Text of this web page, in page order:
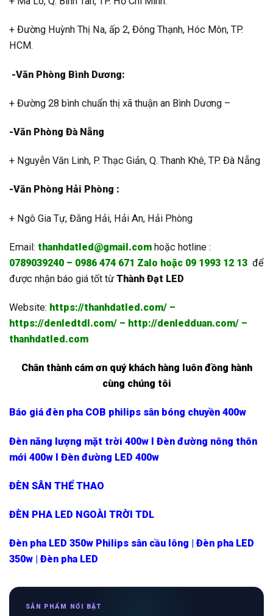
+ Đường Huỳnh Thị Na, ấp 2, Đông Thạnh, Hóc Môn, TP.
HCM.
-Văn Phòng Bình Dương:
+ Đường 28 bình chuẩn thị xã thuận an Bình Dương –
-Văn Phòng Đà Nẵng
+ Nguyễn Văn Linh, P. Thạc Giản, Q. Thanh Khê, TP. Đà Nẵng
-Văn Phòng Hải Phòng :
+ Ngô Gia Tự, Đằng Hải, Hải An, Hải Phòng
Email: thanhdatled@gmail.com hoặc hotline :
0789039240 – 0986 474 671 Zalo hoặc 09 1993 12 13 để
được nhận báo giá tốt từThành Đạt LED
Website: https://thanhdatled.com/ –
https://denledtdl.com/ – http://denledduan.com/ –
thanhdatled.com
Chân thành cám ơn quý khách hàng luôn đồng hành
cùng chúng tôi
Báo giá đèn pha COB philips sân bóng chuyền 400w
Đèn năng lượng mặt trời 400w l Đèn đường nông thôn
mới 400w l Đèn đường LED 400w
ĐÈN SÂN THỂ THAO
ĐÈN PHA LED NGOÀI TRỜI TDL
Đèn pha LED 350w Philips sân cầu lông | Đèn pha LED
350w | Đèn pha LED
SẢN PHẨM NỔI BẬT